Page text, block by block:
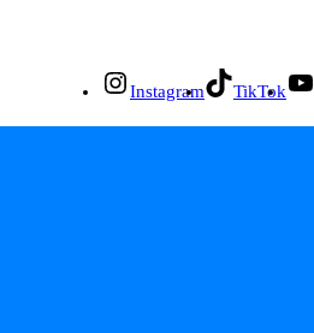
Instagram TikTok